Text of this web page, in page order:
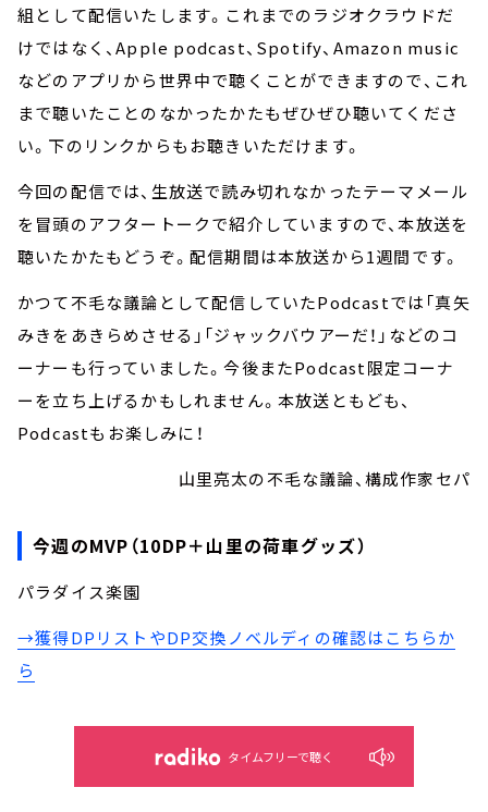
組として配信いたします。これまでのラジオクラウドだ
けではなく、Apple podcast、Spotify、Amazon music
などのアプリから世界中で聴くことができますので、これ
まで聴いたことのなかったかたもぜひぜひ聴いてくださ
い。下のリンクからもお聴きいただけます。
今回の配信では、生放送で読み切れなかったテーマメール
を冒頭のアフタートークで紹介していますので、本放送を
聴いたかたもどうぞ。配信期間は本放送から1週間です。
かつて不毛な議論として配信していたPodcastでは「真矢
みきをあきらめさせる」「ジャックバウアーだ！」などのコ
ーナーも行っていました。今後またPodcast限定コーナ
ーを立ち上げるかもしれません。本放送ともども、
Podcastもお楽しみに！
山里亮太の不毛な議論、構成作家セパ
今週のMVP（10DP＋山里の荷車グッズ）
パラダイス楽園
→獲得DPリストやDP交換ノベルディの確認はこちらか
ら
タイムフリーで聴く